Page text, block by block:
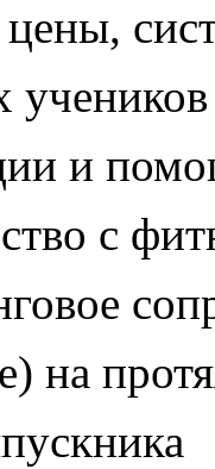
учеников
и
с
на